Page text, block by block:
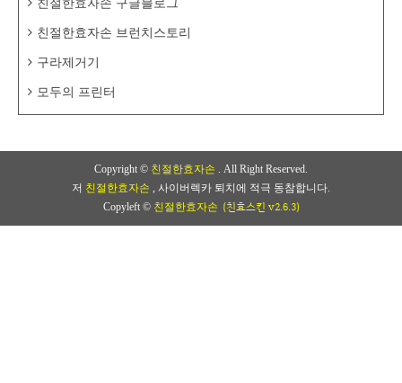
친절한효자손 구글블로그
친절한효자손 브런치스토리
구라제거기
모두의 프린터
Copyright © 친절한효자손 . All Right Reserved.
저 친절한효자손 , 사이버렉카 퇴치에 적극 동참합니다.
Copyleft © 친절한효자손 (친효스킨 v2.6.3)